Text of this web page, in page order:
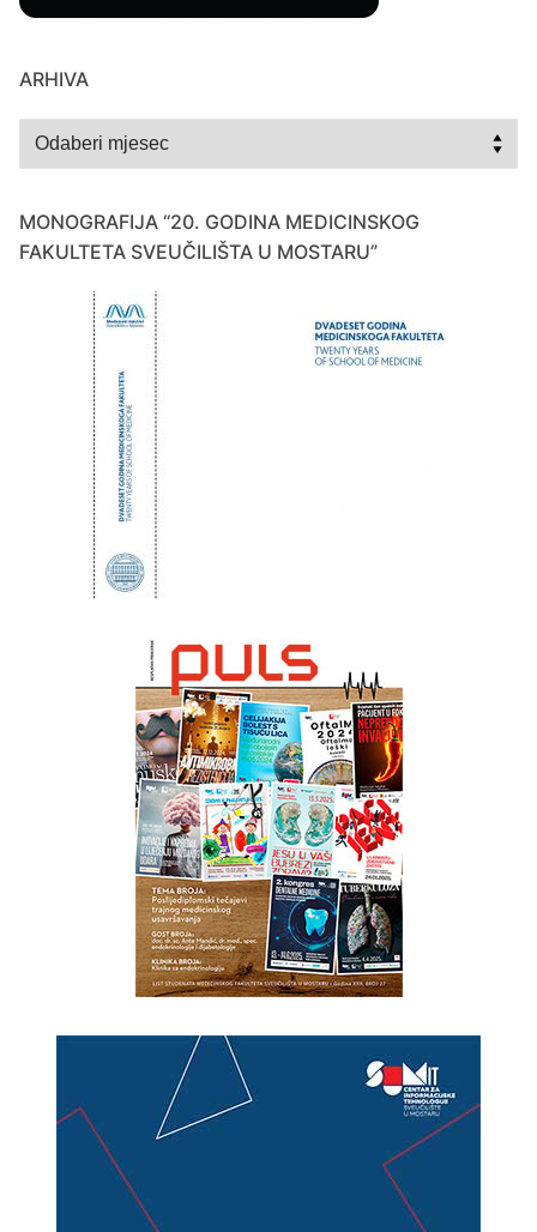
ARHIVA
Arhiva
MONOGRAFIJA “20. GODINA MEDICINSKOG
FAKULTETA SVEUČILIŠTA U MOSTARU”